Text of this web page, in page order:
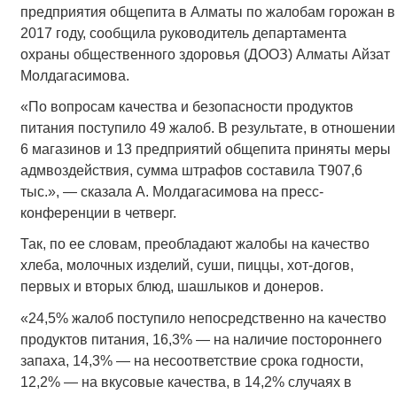
предприятия общепита в Алматы по жалобам горожан в
2017 году, сообщила руководитель департамента
охраны общественного здоровья (ДООЗ) Алматы Айзат
Молдагасимова.
«По вопросам качества и безопасности продуктов
питания поступило 49 жалоб. В результате, в отношении
6 магазинов и 13 предприятий общепита приняты меры
адмвоздействия, сумма штрафов составила Т907,6
тыс.», — сказала А. Молдагасимова на пресс-
конференции в четверг.
Так, по ее словам, преобладают жалобы на качество
хлеба, молочных изделий, суши, пиццы, хот-догов,
первых и вторых блюд, шашлыков и донеров.
«24,5% жалоб поступило непосредственно на качество
продуктов питания, 16,3% — на наличие постороннего
запаха, 14,3% — на несоответствие срока годности,
12,2% — на вкусовые качества, в 14,2% случаях в